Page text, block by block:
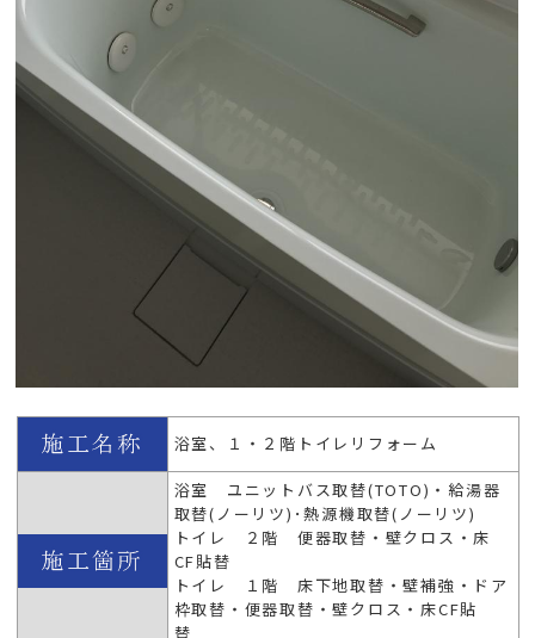
浴室、１・２階トイレリフォーム
浴室 ユニットバス取替(TOTO)・給湯器
取替(ノーリツ)･熱源機取替(ノーリツ)
トイレ ２階 便器取替・壁クロス・床
CF貼替
トイレ １階 床下地取替・壁補強・ドア
枠取替・便器取替・壁クロス・床CF貼
替